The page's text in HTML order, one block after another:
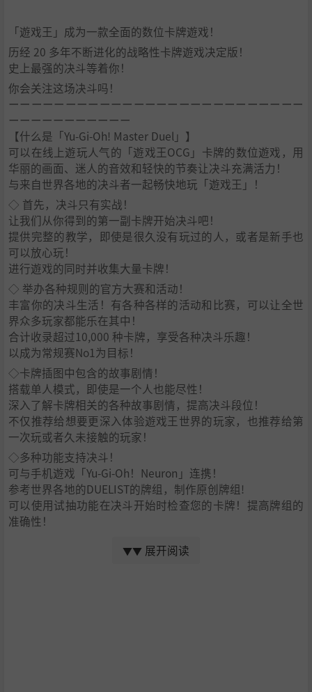
「遊戏王」成为一款全面的数位卡牌遊戏！
历经 20 多年不断进化的战略性卡牌遊戏决定版！
史上最强的决斗等着你！
你会关注这场决斗吗！
ーーーーーーーーーーーーーーーーーーーーーーーーーー
ーーーーーーーーーーー
【什么是「Yu-Gi-Oh! Master Duel」】
可以在线上遊玩人气的「遊戏王OCG」卡牌的数位遊戏，用
华丽的画面、迷人的音效和轻快的节奏让决斗充满活力！
与来自世界各地的决斗者一起畅快地玩「遊戏王」！
◇ 首先，决斗只有实战！
让我们从你得到的第一副卡牌开始决斗吧！
提供完整的教学，即使是很久没有玩过的人，或者是新手也
可以放心玩！
进行遊戏的同时并收集大量卡牌！
◇ 举办各种规则的官方大赛和活动！
丰富你的决斗生活！有各种各样的活动和比赛，可以让全世
界众多玩家都能乐在其中！
合计收录超过10,000 种卡牌，享受各种决斗乐趣！
以成为常规赛No1为目标！
◇卡牌插图中包含的故事剧情！
搭载单人模式，即使是一个人也能尽性！
深入了解卡牌相关的各种故事剧情，提高决斗段位！
不仅推荐给想要更深入体验遊戏王世界的玩家，也推荐给第
一次玩或者久未接触的玩家！
◇多种功能支持决斗！
可与手机遊戏「Yu-Gi-Oh！Neuron」连携！
参考世界各地的DUELIST的牌组，制作原创牌组!
可以使用试抽功能在决斗开始时检查您的卡牌！提高牌组的
准确性！
「遊戏王」是高桥和希先生创作的知名漫画，由集英社自19
▼▼ 展开阅读